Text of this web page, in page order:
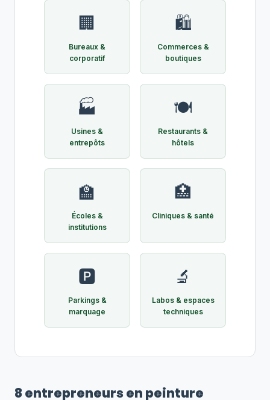
🏢
Bureaux &
corporatif
🛍️
Commerces &
boutiques
🏭
Usines &
entrepôts
🍽️
Restaurants &
hôtels
🏫
Écoles &
institutions
🏥
Cliniques & santé
🅿️
Parkings &
marquage
🔬
Labos & espaces
techniques
8 entrepreneurs en peinture